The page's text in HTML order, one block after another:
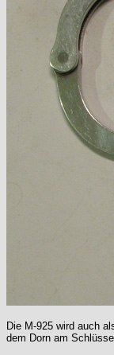
Die M-925 wird auch
dem Dorn am